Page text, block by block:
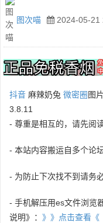
图次喵 2024-05-21
抖音 麻辣奶兔 微密圈 图
3.8.11
- 尊重是相互的，请先阅
- 本站内容搬运自多个论
- 为防止下次找不到请务
- 手机解压用es文件浏览
说明》： 》》点击查看《